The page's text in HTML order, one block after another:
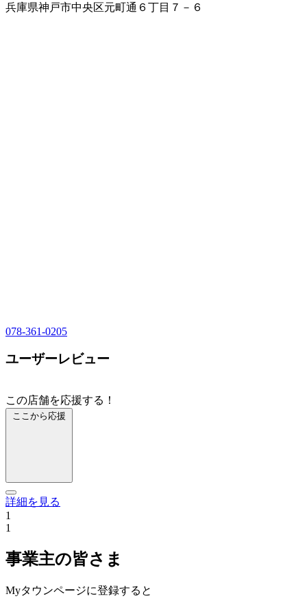
兵庫県神戸市中央区元町通６丁目７－６
078-361-0205
ユーザーレビュー
この店舗を応援する！
ここから応援
詳細を見る
1
1
事業主の皆さま
Myタウンページに登録すると